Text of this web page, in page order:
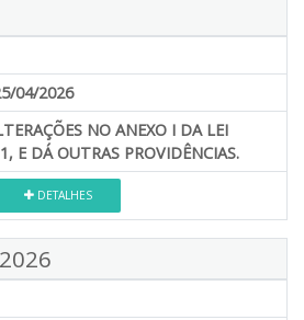
04/2026
NO ANEXO I DA LEI
E DÁ OUTRAS PROVIDÊNCIAS.
DETALHES